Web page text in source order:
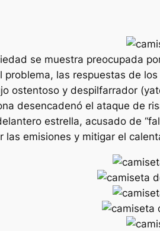
se muestra preocupada
las respuestas de
ostentoso y despilfarrador
desencadenó el ataque de
estrella, acusado de
las emisiones y mitigar el